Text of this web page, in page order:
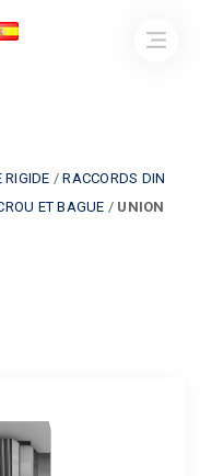
RIGIDE /RACCORDS DIN
ET BAGUE / UNION